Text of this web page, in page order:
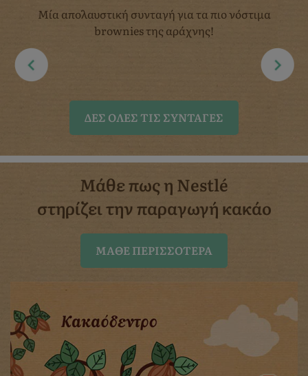
Μία απολαυστική συνταγή για τα πιο νόστιμα
brownies της αράχνης!
ΔΈΣ ΌΛΕΣ ΤΙΣ ΣΥΝΤΑΓΈΣ
Μάθε πως η Nestlé
στηρίζει την παραγωγή κακάο
ΜΆΘΕ ΠΕΡΙΣΣΌΤΕΡΑ